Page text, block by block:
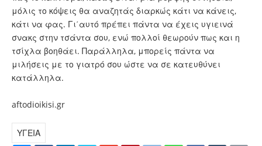
μόλις το κόψεις θα αναζητάς διαρκώς κάτι να κάνεις,
κάτι να φας. Γι΄αυτό πρέπει πάντα να έχεις υγιεινά
σνακς στην τσάντα σου, ενώ πολλοί θεωρούν πως και η
τσίχλα βοηθάει. Παράλληλα, μπορείς πάντα να
μιλήσεις με το γιατρό σου ώστε να σε κατευθύνει
κατάλληλα.
aftodioikisi.gr
ΥΓΕΙΑ